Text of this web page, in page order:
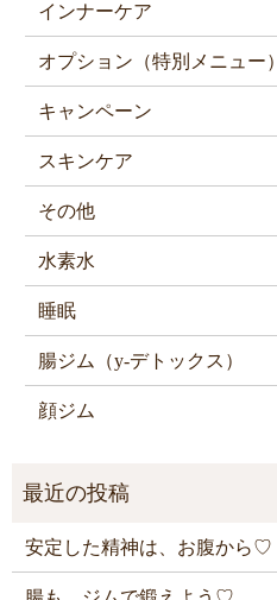
インナーケア
オプション（特別メニュー）
キャンペーン
スキンケア
その他
水素水
睡眠
腸ジム（y-デトックス）
顔ジム
安定した精神は、お腹から♡